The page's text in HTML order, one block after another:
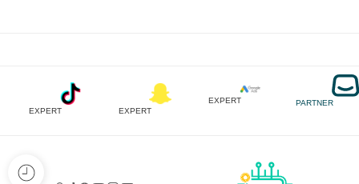
PARTNER
EXPERT
EXPERT
EXPERT